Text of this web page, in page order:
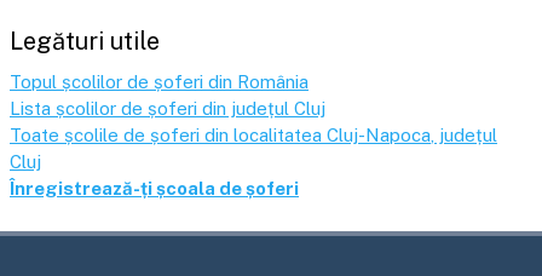
Legături utile
Topul școlilor de șoferi din România
Lista școlilor de șoferi din județul Cluj
Toate școlile de șoferi din localitatea Cluj-Napoca , județul
Cluj
Înregistrează-ți școala de șoferi